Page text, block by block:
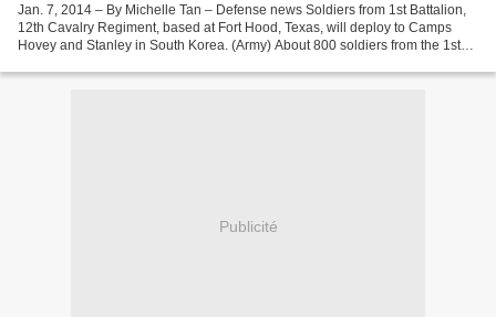
Jan. 7, 2014 – By Michelle Tan – Defense news Soldiers from 1st Battalion,
12th Cavalry Regiment, based at Fort Hood, Texas, will deploy to Camps
Hovey and Stanley in South Korea. (Army) About 800 soldiers from the 1st
Publicité